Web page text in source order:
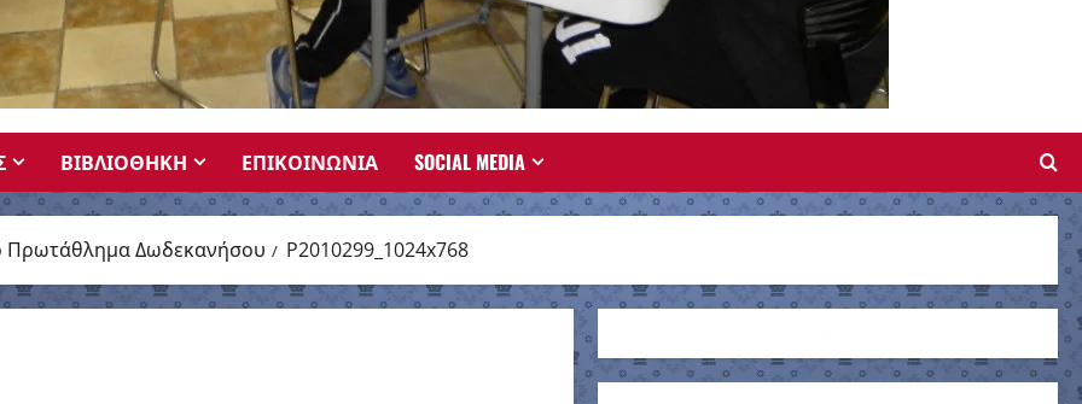
ΒΙΒΛΙΟΘΗΚΗ ΕΠΙΚΟΙΝΩΝΙΑ SOCIAL MEDIA
Πρωτάθλημα Δωδεκανήσου P2010299_1024x768